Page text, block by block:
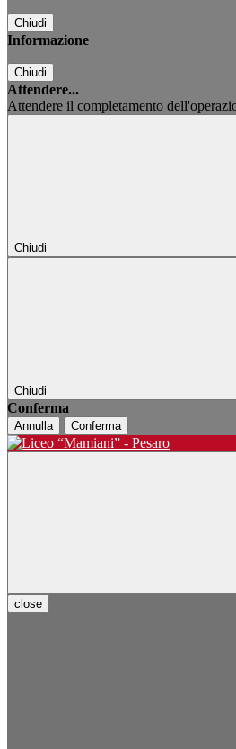
Chiudi
Informazione
Chiudi
Attendere...
Attendere il completamento
Chiudi
Chiudi
Conferma
Annulla Conferma
close